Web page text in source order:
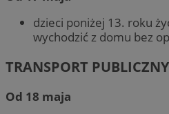
dzieci poniżej 13. roku
wychodzić z domu bez
TRANSPORT PUBLICZNY
Od 18 maja